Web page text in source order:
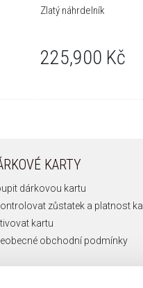
Zlatý náhrdelník
225,900 Kč
KARTY
dárkovou kartu
zůstatek a platnost
kartu
obchodní podmínky